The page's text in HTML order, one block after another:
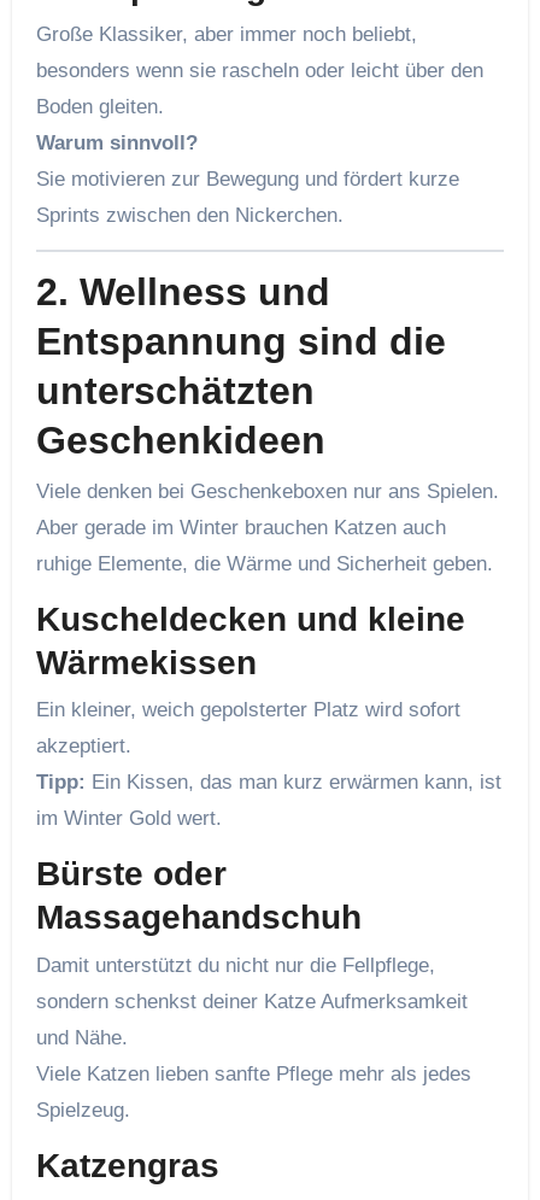
Große Klassiker, aber immer noch beliebt,
besonders wenn sie rascheln oder leicht über den
Boden gleiten.
Warum sinnvoll?
Sie motivieren zur Bewegung und fördert kurze
Sprints zwischen den Nickerchen.
2. Wellness und
Entspannung sind die
unterschätzten
Geschenkideen
Viele denken bei Geschenkeboxen nur ans Spielen.
Aber gerade im Winter brauchen Katzen auch
ruhige Elemente, die Wärme und Sicherheit geben.
Kuscheldecken und kleine
Wärmekissen
Ein kleiner, weich gepolsterter Platz wird sofort
akzeptiert.
Tipp: Ein Kissen, das man kurz erwärmen kann, ist
im Winter Gold wert.
Bürste oder
Massagehandschuh
Damit unterstützt du nicht nur die Fellpflege,
sondern schenkst deiner Katze Aufmerksamkeit
und Nähe.
Viele Katzen lieben sanfte Pflege mehr als jedes
Spielzeug.
Katzengras